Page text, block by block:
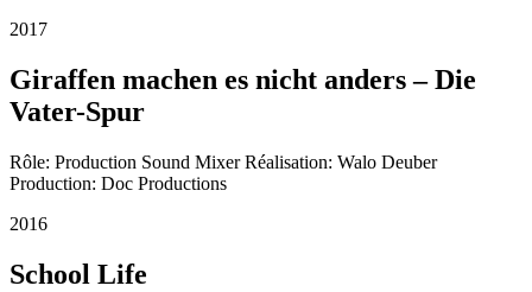
2017
Giraffen machen es nicht anders – Die
Vater-Spur
Rôle: Production Sound Mixer Réalisation: Walo Deuber
Production: Doc Productions
2016
School Life